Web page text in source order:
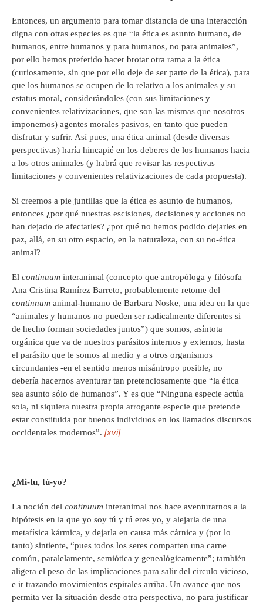
Entonces, un argumento para tomar distancia de una interacción
digna con otras especies es que “la ética es asunto humano, de
humanos, entre humanos y para humanos, no para animales”,
por ello hemos preferido hacer brotar otra rama a la ética
(curiosamente, sin que por ello deje de ser parte de la ética), para
que los humanos se ocupen de lo relativo a los animales y su
estatus moral, considerándoles (con sus limitaciones y
convenientes relativizaciones, que son las mismas que nosotros
imponemos) agentes morales pasivos, en tanto que pueden
disfrutar y sufrir. Así pues, una ética animal (desde diversas
perspectivas) haría hincapié en los deberes de los humanos hacia
a los otros animales (y habrá que revisar las respectivas
limitaciones y convenientes relativizaciones de cada propuesta).
Si creemos a pie juntillas que la ética es asunto de humanos,
entonces ¿por qué nuestras escisiones, decisiones y acciones no
han dejado de afectarles? ¿por qué no hemos podido dejarles en
paz, allá, en su otro espacio, en la naturaleza, con su no-ética
animal?
El continuum interanimal (concepto que antropóloga y filósofa
Ana Cristina Ramírez Barreto, probablemente retome del
continnum animal-humano de Barbara Noske, una idea en la que
“animales y humanos no pueden ser radicalmente diferentes si
de hecho forman sociedades juntos”) que somos, asíntota
orgánica que va de nuestros parásitos internos y externos, hasta
el parásito que le somos al medio y a otros organismos
circundantes -en el sentido menos misántropo posible, no
debería hacernos aventurar tan pretenciosamente que “la ética
sea asunto sólo de humanos”. Y es que “Ninguna especie actúa
sola, ni siquiera nuestra propia arrogante especie que pretende
estar constituida por buenos individuos en los llamados discursos
occidentales modernos”. [xvi]
¿Mi-tu, tú-yo?
La noción del continuum interanimal nos hace aventurarnos a la
hipótesis en la que yo soy tú y tú eres yo, y alejarla de una
metafísica kármica, y dejarla en causa más cárnica y (por lo
tanto) sintiente, “pues todos los seres comparten una carne
común, paralelamente, semiótica y genealógicamente”; también
aligera el peso de las implicaciones para salir del circulo vicioso,
e ir trazando movimientos espirales arriba. Un avance que nos
permita ver la situación desde otra perspectiva, no para justificar